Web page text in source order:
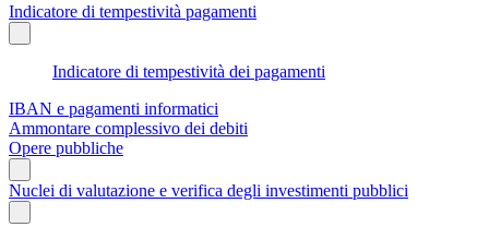
Indicatore di tempestività pagamenti
Indicatore di tempestività dei pagamenti
IBAN e pagamenti informatici
Ammontare complessivo dei debiti
Opere pubbliche
Nuclei di valutazione e verifica degli investimenti pubblici